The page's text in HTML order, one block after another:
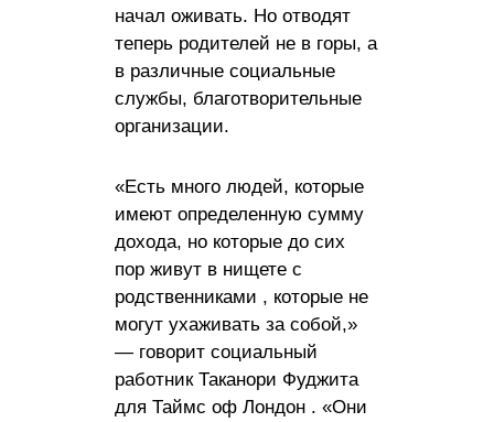
начал оживать. Но отводят
теперь родителей не в горы, а
в различные социальные
службы, благотворительные
организации.
«Есть много людей, которые
имеют определенную сумму
дохода, но которые до сих
пор живут в нищете с
родственниками , которые не
могут ухаживать за собой,»
— говорит социальный
работник Таканори Фуджита
для Таймс оф Лондон . «Они